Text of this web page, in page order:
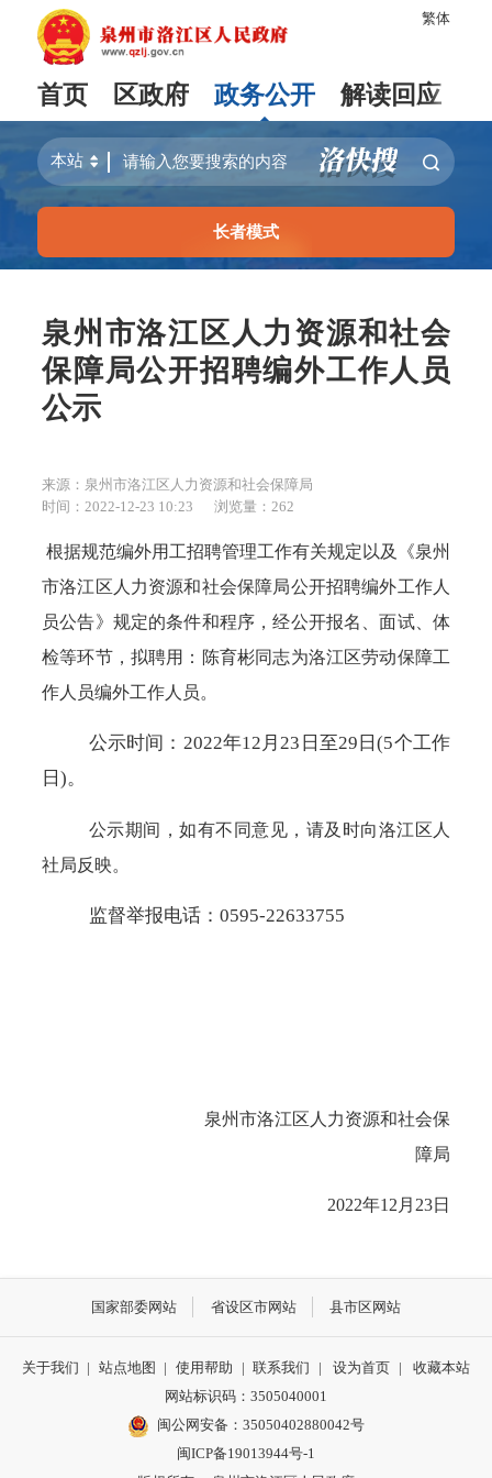
繁体
首页 区政府 政务公开 解读回应
长者模式
泉州市洛江区人力资源和社会
保障局公开招聘编外工作人员
公示
来源：泉州市洛江区人力资源和社会保障局
时间：2022-12-23 10:23
浏览量： 262
根据规范编外用工招聘管理工作有关规定以及《泉州
市洛江区人力资源和社会保障局公开招聘编外工作人
员公告》规定的条件和程序，经公开报名、面试、体
检等环节，拟聘用：陈育彬同志为洛江区劳动保障工
作人员编外工作人员。
公示时间： 2022年12月23日至29日(5个工作
日)。
公示期间，如有不同意见，请及时向洛江区人
社局反映。
监督举报电话： 0595-22633755
泉州市洛江区人力资源和社会保
障局
2022年12月23日
国家部委网站 省设区市网站 县市区网站
关于我们 | 站点地图 | 使用帮助 | 联系我们 | 设为首页 |
收藏本站
网站标识码：3505040001
闽公网安备：35050402880042号
闽ICP备19013944号-1